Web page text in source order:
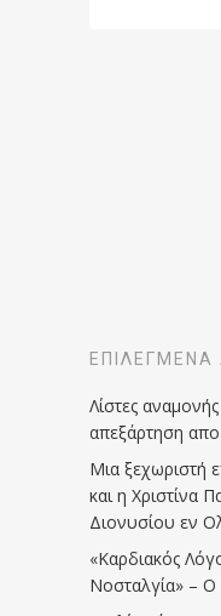
Λίστες
απεξάρτηση
Μια ξεχωριστή
και η Χριστίνα
Διονυσίου εν
«Καρδιακός
Νοσταλγία» – Ο